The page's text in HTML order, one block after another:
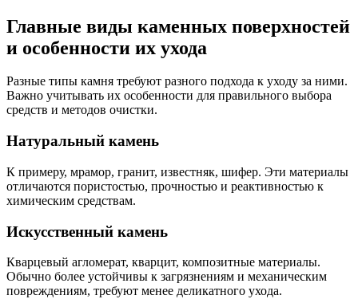
Главные виды каменных поверхностей
и особенности их ухода
Разные типы камня требуют разного подхода к уходу за ними.
Важно учитывать их особенности для правильного выбора
средств и методов очистки.
Натуральный камень
К примеру, мрамор, гранит, известняк, шифер. Эти материалы
отличаются пористостью, прочностью и реактивностью к
химическим средствам.
Искусственный камень
Кварцевый агломерат, кварцит, композитные материалы.
Обычно более устойчивы к загрязнениям и механическим
повреждениям, требуют менее деликатного ухода.